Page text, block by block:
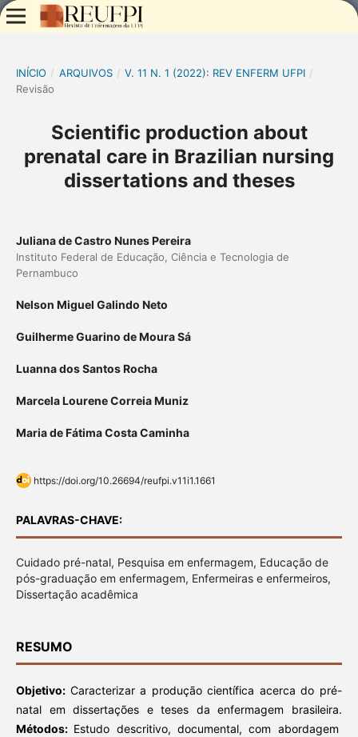
INÍCIO / ARQUIVOS / V. 11 N. 1 (2022): REV ENFERM UFPI /
Revisão
Scientific production about
prenatal care in Brazilian nursing
dissertations and theses
Juliana de Castro Nunes Pereira
Instituto Federal de Educação, Ciência e Tecnologia de
Pernambuco
Nelson Miguel Galindo Neto
Guilherme Guarino de Moura Sá
Luanna dos Santos Rocha
Marcela Lourene Correia Muniz
Maria de Fátima Costa Caminha
https://doi.org/10.26694/reufpi.v11i1.1661
PALAVRAS-CHAVE:
Cuidado pré-natal, Pesquisa em enfermagem, Educação de
pós-graduação em enfermagem, Enfermeiras e enfermeiros,
Dissertação acadêmica
RESUMO
Objetivo: Caracterizar a produção científica acerca do pré-
natal em dissertações e teses da enfermagem brasileira.
Métodos: Estudo descritivo, documental, com abordagem